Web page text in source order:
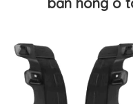
CẤP
ĐỒ
CHƠI
XE
ĐẠP